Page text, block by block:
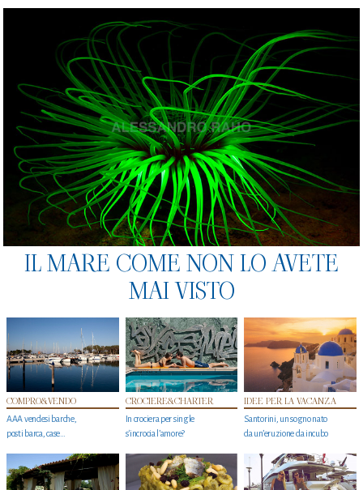
IL MARE COME NON LO AVETE
MAI VISTO
COMPRO&VENDO
AAA vendesi barche,
posti barca, case…
CROCIERE&CHARTER
In crociera per single
s'incrocia l’amore?
IDEE PER LA VACANZA
Santorini, un sogno nato
da un’eruzione da incubo